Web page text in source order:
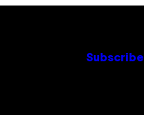
Subscribe